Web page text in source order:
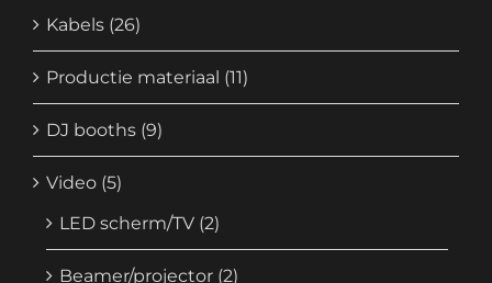
Kabels (26)
Productie materiaal (11)
DJ booths (9)
Video (5)
LED scherm/TV (2)
Beamer/projector (2)